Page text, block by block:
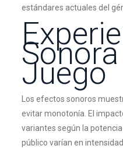
estándares actuales del
Juego
Los efectos sonoros
evitar monotonía. El
variantes según la
público varían en